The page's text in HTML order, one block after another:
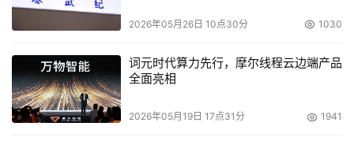
2026年05月26日 10点30分 1030
词元时代算力先行，摩尔线程云边端产品
全面亮相
2026年05月19日 17点31分 1941